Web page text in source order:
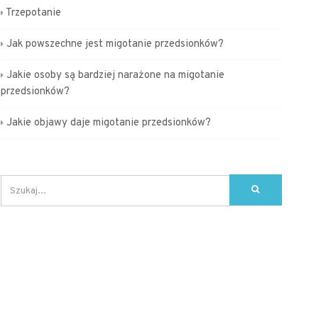
Trzepotanie
Jak powszechne jest migotanie przedsionków?
Jakie osoby są bardziej narażone na migotanie
przedsionków?
Jakie objawy daje migotanie przedsionków?